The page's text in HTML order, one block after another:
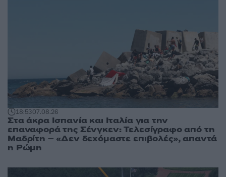
18:5307.08.26
Στα άκρα Ισπανία και Ιταλία για την
επαναφορά της Σένγκεν: Τελεσίγραφο από τη
Μαδρίτη – «Δεν δεχόμαστε επιβολές», απαντά
η Ρώμη